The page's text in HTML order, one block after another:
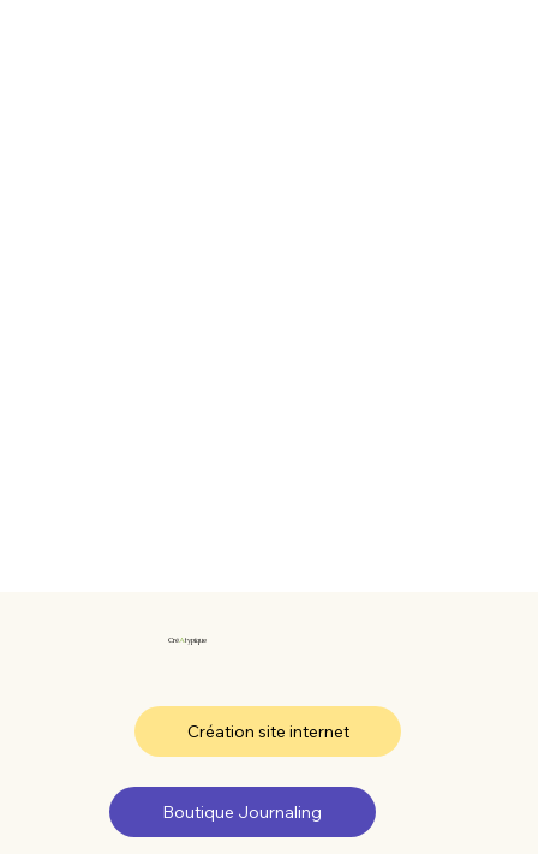
CréAtypique
Création site internet
Boutique Journaling